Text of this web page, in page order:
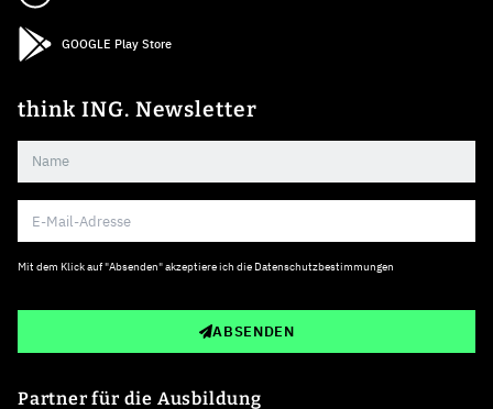
GOOGLE Play Store
think ING. Newsletter
Mit dem Klick auf "Absenden" akzeptiere ich die Datenschutzbestimmungen
ABSENDEN
Partner für die Ausbildung